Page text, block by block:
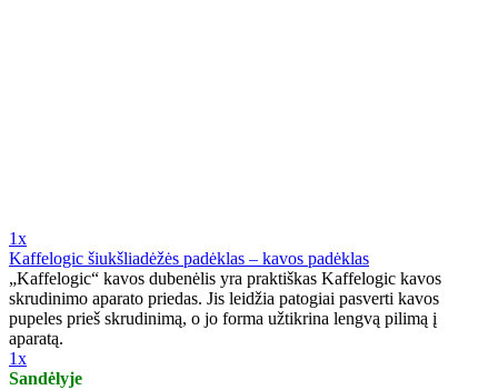
1x
Kaffelogic šiukšliadėžės padėklas – kavos padėklas
„Kaffelogic“ kavos dubenėlis yra praktiškas Kaffelogic kavos
skrudinimo aparato priedas. Jis leidžia patogiai pasverti kavos
pupeles prieš skrudinimą, o jo forma užtikrina lengvą pilimą į
aparatą.
1x
Sandėlyje